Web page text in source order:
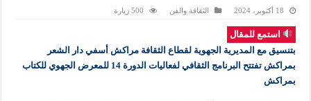
18 أكتوبر، 2024 الثقافة والفن 500 زيارة
استمع للمقال
بتنسيق مع المديرية الجهوية لقطاع الثقافة مراكش أسفي دار الشعر
بمراكش تفتتح البرنامج الثقافي لفعاليات الدورة 14 للمعرض الجهوي للكتاب
بمراكش